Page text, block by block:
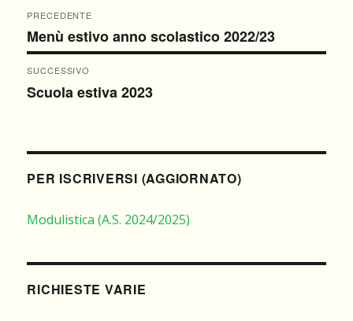
Navigazione
articoli
PRECEDENTE
Articolo
precedente:
Menù estivo anno scolastico 2022/23
SUCCESSIVO
Articolo
Scuola estiva 2023
PER ISCRIVERSI (AGGIORNATO)
Modulistica (A.S. 2024/2025)
RICHIESTE VARIE